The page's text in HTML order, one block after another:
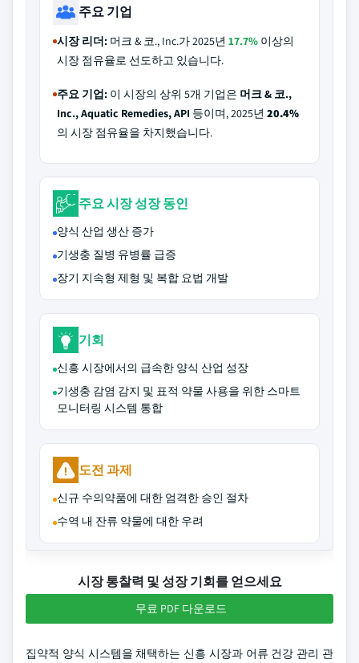
주요 기업
시장 리더: 머크 & 코., Inc.가 2025년 17.7% 이상의
시장 점유율로 선도하고 있습니다.
주요 기업: 이 시장의 상위 5개 기업은 머크 & 코.,
Inc., Aquatic Remedies, API 등이며, 2025년 20.4%
의 시장 점유율을 차지했습니다.
주요 시장 성장 동인
양식 산업 생산 증가
기생충 질병 유병률 급증
장기 지속형 제형 및 복합 요법 개발
기회
신흥 시장에서의 급속한 양식 산업 성장
기생충 감염 감지 및 표적 약물 사용을 위한 스마트
모니터링 시스템 통합
도전 과제
신규 수의약품에 대한 엄격한 승인 절차
수역 내 잔류 약물에 대한 우려
시장 통찰력 및 성장 기회를 얻으세요
무료 PDF 다운로드
집약적 양식 시스템을 채택하는 신흥 시장과 어류 건강 관리 관